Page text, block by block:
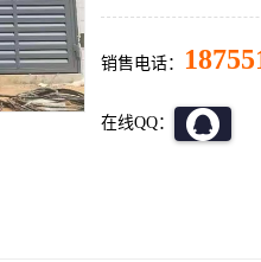
销售电话：
在线QQ：